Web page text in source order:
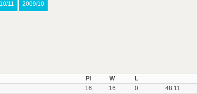
11 2009/10
Pl W L
16 16 0 48:11